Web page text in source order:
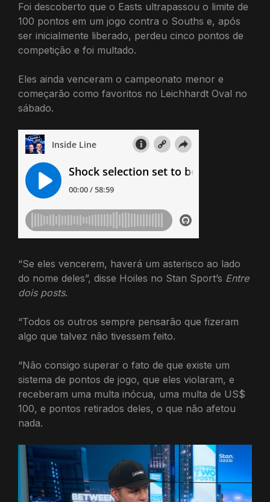
Foi descoberto que o Easts ultrapassou o limite de
100 pontos em um jogo contra o Souths e, após
ser inicialmente liberado, perdeu cinco pontos de
competição e foi multado.
Eles ainda venceram o campeonato menor e
começarão como favoritos no Leichhardt Oval no
sábado.
“Se eles vencerem, haverá um asterisco ao lado
do nome deles”, disse Hoiles no Stan Sport’s Entre
dois posts.
“Todos os outros sempre pensarão que fizeram
algo que talvez não tivessem feito.
“Não consigo superar o fato de que existe um
sistema de pontos de jogo, que eles violaram, e
receberam uma multa inócua, uma multa de US$
100, e pontos retirados deles, o que não afetou
nada.